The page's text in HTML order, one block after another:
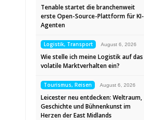
Tenable startet die branchenweit
erste Open-Source-Plattform für KI-
Agenten
Logistik, Transport August 6, 2026
Wie stelle ich meine Logistik auf das
volatile Marktverhalten ein?
Tourismus, Reisen August 6, 2026
Leicester neu entdecken: Weltraum,
Geschichte und Bühnenkunst im
Herzen der East Midlands